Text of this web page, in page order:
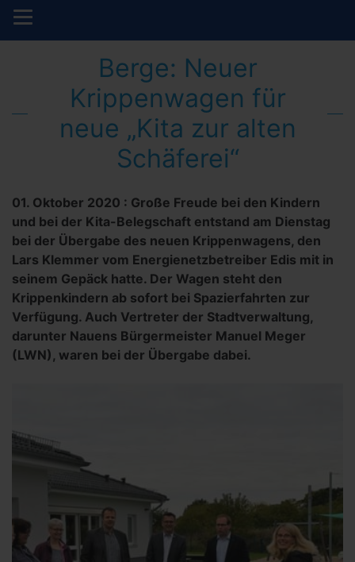
Berge: Neuer
Krippenwagen für
neue „Kita zur alten
Schäferei“
01. Oktober 2020 : Große Freude bei den Kindern
und bei der Kita-Belegschaft entstand am Dienstag
bei der Übergabe des neuen Krippenwagens, den
Lars Klemmer vom Energienetzbetreiber Edis mit in
seinem Gepäck hatte. Der Wagen steht den
Krippenkindern ab sofort bei Spazierfahrten zur
Verfügung. Auch Vertreter der Stadtverwaltung,
darunter Nauens Bürgermeister Manuel Meger
(LWN), waren bei der Übergabe dabei.